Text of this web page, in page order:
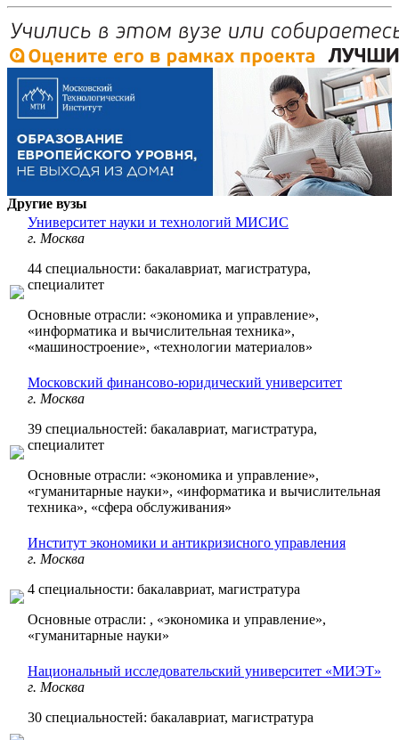
Другие вузы
Университет науки и технологий МИСИС
г. Москва
44 специальности: бакалавриат, магистратура,
специалитет
Основные отрасли: «экономика и управление»,
«информатика и вычислительная техника»,
«машиностроение», «технологии материалов»
Московский финансово-юридический университет
г. Москва
39 специальностей: бакалавриат, магистратура,
специалитет
Основные отрасли: «экономика и управление»,
«гуманитарные науки», «информатика и вычислительная
техника», «сфера обслуживания»
Институт экономики и антикризисного управления
г. Москва
4 специальности: бакалавриат, магистратура
Основные отрасли: , «экономика и управление»,
«гуманитарные науки»
Национальный исследовательский университет «МИЭТ»
г. Москва
30 специальностей: бакалавриат, магистратура